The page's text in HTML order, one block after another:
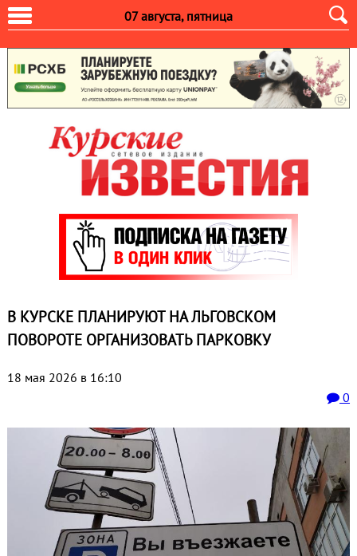
07 августа, пятница
В КУРСКЕ ПЛАНИРУЮТ НА ЛЬГОВСКОМ
ПОВОРОТЕ ОРГАНИЗОВАТЬ ПАРКОВКУ
18 мая 2026 в 16:10
0